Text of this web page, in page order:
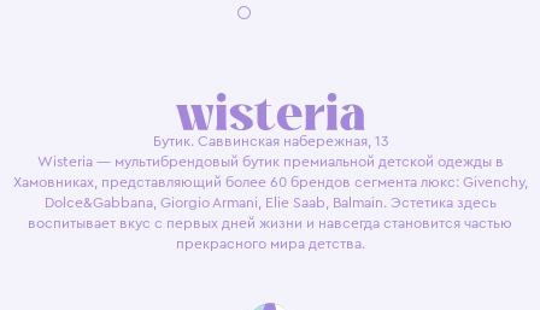
Бутик. Саввинская набережная, 13
Wisteria — мультибрендовый бутик премиальной детской одежды в
Хамовниках, представляющий более 60 брендов сегмента люкс: Givenchy,
Dolce&Gabbana, Giorgio Armani, Elie Saab, Balmain. Эстетика здесь
воспитывает вкус с первых дней жизни и навсегда становится частью
прекрасного мира детства.